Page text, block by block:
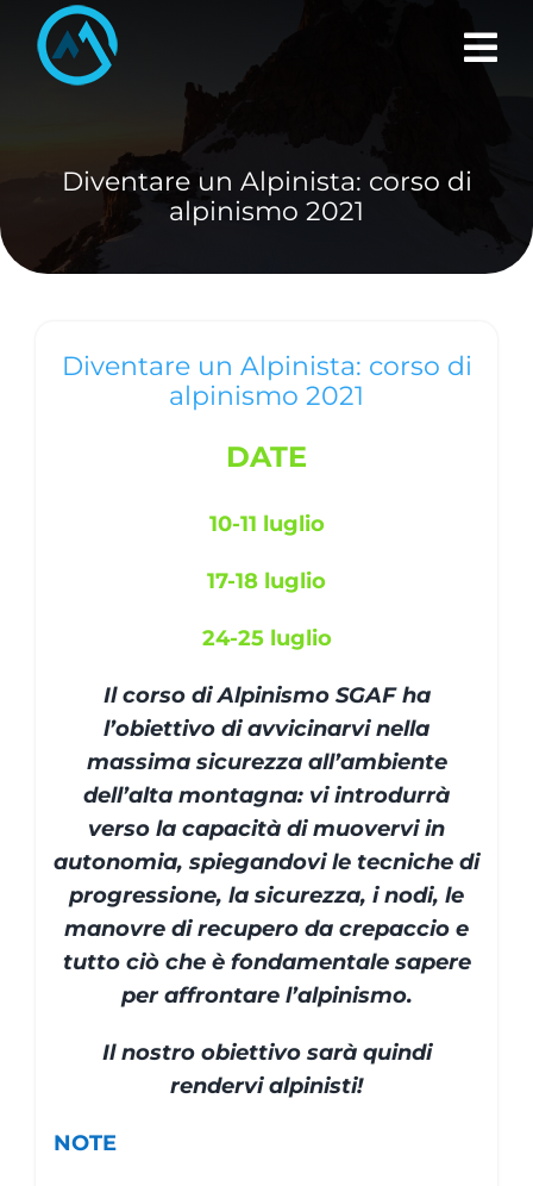
content
Diventare un Alpinista: corso di
alpinismo 2021
Diventare un Alpinista: corso di
alpinismo 2021
DATE
10-11 luglio
17-18 luglio
24-25 luglio
Il corso di Alpinismo SGAF ha
l’obiettivo di avvicinarvi nella
massima sicurezza all’ambiente
dell’alta montagna: vi introdurrà
verso la capacità di muovervi in
autonomia, spiegandovi le tecniche di
progressione, la sicurezza, i nodi, le
manovre di recupero da crepaccio e
tutto ciò che è fondamentale sapere
per affrontare l’alpinismo.
Il nostro obiettivo sarà quindi
rendervi alpinisti!
NOTE